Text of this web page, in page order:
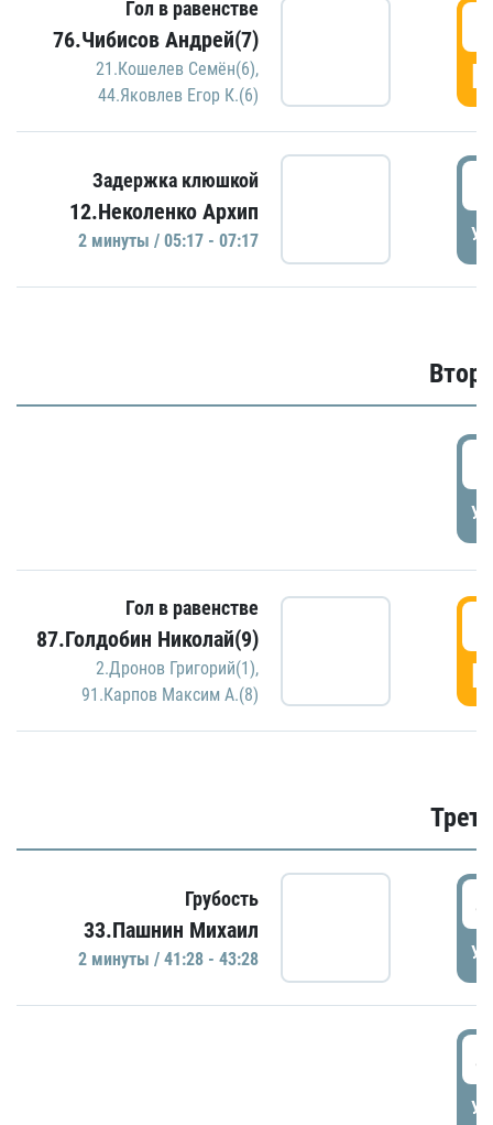
Гол в равенстве
76.Чибисов Андрей(7)
21.Кошелев Семён(6),
44.Яковлев Егор К.(6)
Задержка клюшкой
12.Неколенко Архип
2 минуты / 05:17 - 07:17
Гол в равенстве
87.Голдобин Николай(9)
2.Дронов Григорий(1),
91.Карпов Максим А.(8)
Грубость
33.Пашнин Михаил
2 минуты / 41:28 - 43:28